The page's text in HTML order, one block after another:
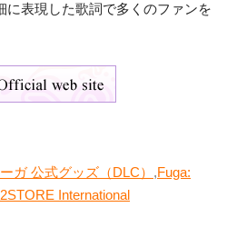
に表現した歌詞で多くのファンを
ガ 公式グッズ（DLC） ,Fuga:
International